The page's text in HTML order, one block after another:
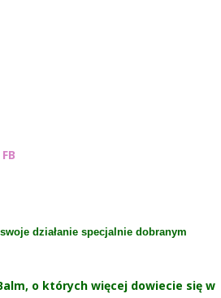
działanie specjalnie dobranym
o których więcej dowiecie się w